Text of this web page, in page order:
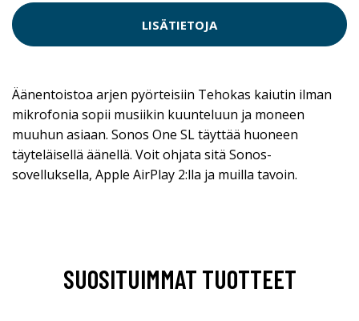
LISÄTIETOJA
Äänentoistoa arjen pyörteisiin Tehokas kaiutin ilman
mikrofonia sopii musiikin kuunteluun ja moneen
muuhun asiaan. Sonos One SL täyttää huoneen
täyteläisellä äänellä. Voit ohjata sitä Sonos-
sovelluksella, Apple AirPlay 2:lla ja muilla tavoin.
SUOSITUIMMAT TUOTTEET